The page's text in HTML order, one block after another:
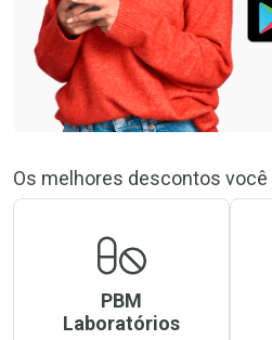
Os melhores descontos você
PBM
Laboratórios